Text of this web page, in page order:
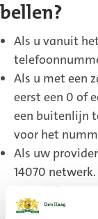
bellen?
Als u vanuit
Als u met een
eerst een 0 of
een buitenlijn
voor het
Als uw
14070
via
contact op